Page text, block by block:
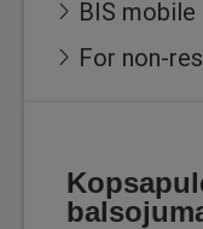
BIS
For non-